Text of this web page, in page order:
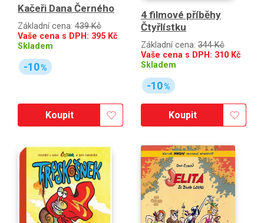
Kačeři Dana Černého
Základní cena: 439 Kč
Vaše cena s DPH: 395 Kč
Skladem
-10%
Koupit
4 filmové příběhy
Čtyřlístku
Základní cena: 344 Kč
Vaše cena s DPH: 310 Kč
Skladem
-10%
Koupit